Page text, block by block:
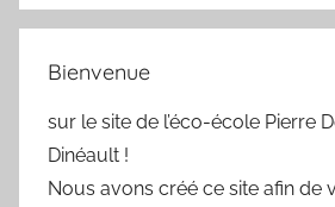
Bienvenue
sur le site de l’éco-école Pierre
Dinéault !
Nous avons créé ce site afin de